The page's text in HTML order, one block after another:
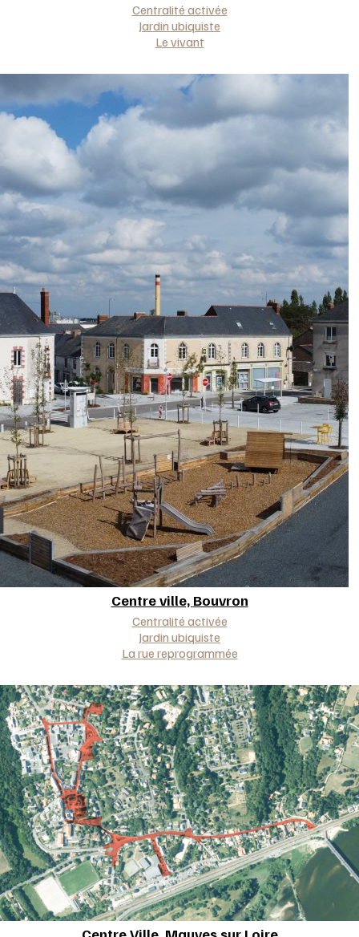
Centralité activée
Jardin ubiquiste
Le vivant
Centre ville, Bouvron
Centralité activée
Jardin ubiquiste
La rue reprogrammée